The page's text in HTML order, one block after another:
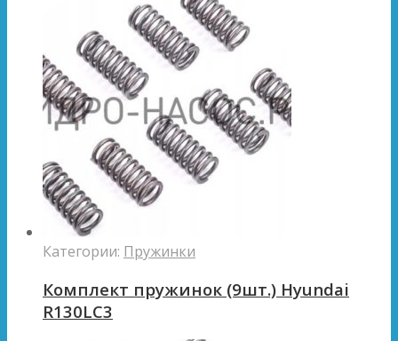
Категории: Пружинки
Комплект пружинок (9шт.) Hyundai
R130LC3